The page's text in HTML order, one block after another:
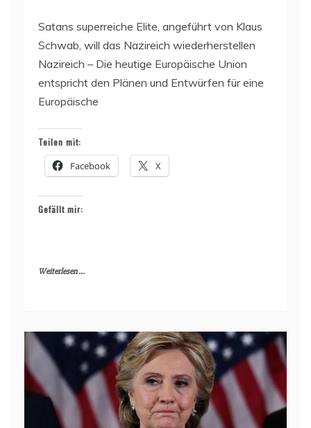
Satans superreiche Elite, angeführt von Klaus
Schwab, will das Nazireich wiederherstellen
Nazireich – Die heutige Europäische Union
entspricht den Plänen und Entwürfen für eine
Europäische
Teilen mit:
Facebook X
Gefällt mir:
Weiterlesen ...